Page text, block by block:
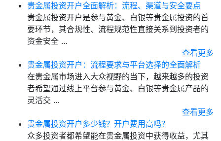
贵金属投资开户全面解析：流程、渠道与安全要点
贵金属投资开户是参与黄金、白银等贵金属投资的首
要环节，其合规性、流程规范性直接关系到投资者的
资金安全 …
查看更多
贵金属投资开户：流程要求与平台选择的全面解析
在贵金属市场进入大众视野的当下，越来越多的投资
者希望通过线上平台参与黄金、白银等贵金属产品的
灵活交 …
查看更多
贵金属投资开户多少钱？开户费用高吗？
众多投资者都希望能在贵金属投资中获得收益，尤其